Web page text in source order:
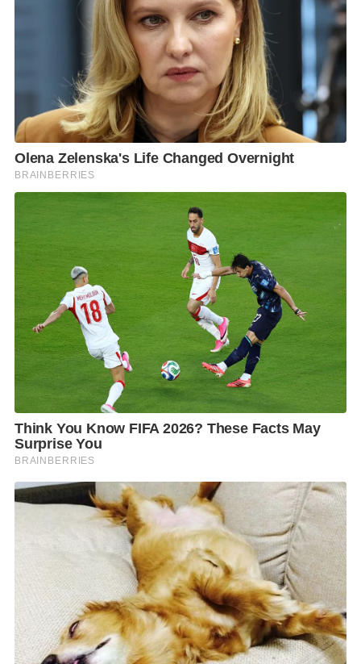
ก็เพื่อให้เกิดความปลอดภัยแก่เด็กนักเรียน
เป็นต้น
นายกรัฐมนตรีกล่าวถึงเรื่องการใช้โทรศัพท์ใช้โซเชียลมี
เดียในการขับเคลื่อน
นั้นหน่วยงานที่เกี่ยวข้องได้ติดตาม
ปรากฏข้อมูลข้อเท็จจริงที่ตรวจสอบได้ว่าในการเผยแพร่
ข้อความต่างๆในโทรศัพท์มีผู้ที่โพสต์ครั้ง
แรก200คนอีกไม่กี่นาทีต่อมาขึ้นเป็น50,000คนจากแอ
คเคาน์เดิมที่แพร่หลายช่องทาง
การโพสต์ข้อมูลต่าง
ทั้งสิ้น
โดยข้อมูลดังกล่าวเป็นความร่วมมือจากผู้ให้บริการเครือ
ข่ายโทรศัพท์ไม่ได้เป็นการละเมิดสิทธิประชาชนยืนยันว่า
รัฐบาลไม่เคยปิดกั้น แต่หากเป็นการละเมิดจนเกินไป
ไม่
สุภาพสังคมก็รับไม่ได้ วันนี้สังคมมีปัญหา มีสิ่งที่ไม่ควรจะ
เผยแพร่ขึ้นในโทรศัพท์ทุกชั่วโมง
จากนั้นนายกรัฐมนตรีกล่าวขอบคุณสมาชิก
รัฐสภาทั้งส.ส.และ ส .ว .ที่ได้ร่วมแสดงความคิดเห็นและ
อภิปรายอย่างสร้างสรรค์ตลอด
ทางออกของประเทศร่วมกัน
a
c
e
i
n
e
T
w
i
t
C
o
p
y
Share
a
r